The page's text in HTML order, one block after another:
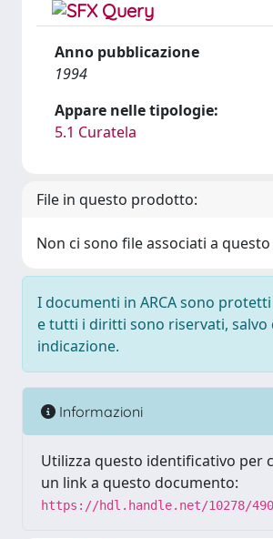
Anno pubblicazione
1994
Appare nelle tipologie:
5.1 Curatela
File in questo prodotto:
Non ci sono file associati a
I documenti in ARCA sono
e tutti i diritti sono riservati, salvo
indicazione.
Informazioni
Utilizza questo identificativo per
un link a questo documento:
https://hdl.handle.net/10278/